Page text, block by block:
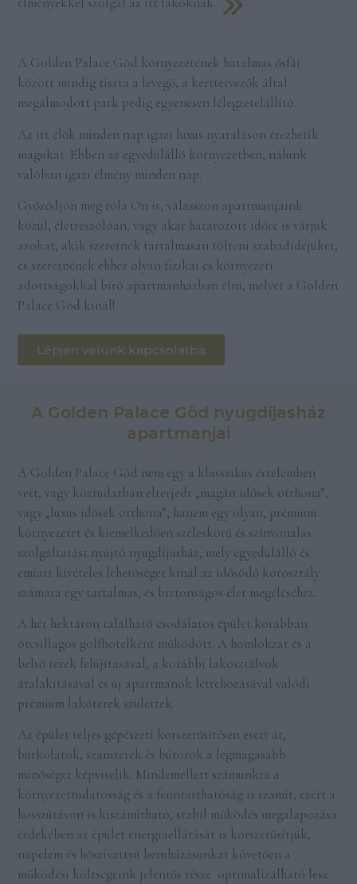
A Golden Palace Göd környezetének hatalmas ősfái
között mindig tiszta a levegő, a kerttervezők által
megálmodott park pedig egyenesen lélegzetelállító.
Az itt élők minden nap igazi luxus nyaraláson érezhetik
magukat. Ebben az egyedülálló környezetben, nálunk
valóban igazi élmény minden nap.
Győződjön meg róla Ön is, válasszon apartmanjaink
közül, életreszólóan, vagy akár határozott időre is várjuk
azokat, akik szeretnék tartalmasan tölteni szabadidejüket,
és szeretnének ehhez olyan fizikai és környezeti
adottságokkal bíró apartmanházban élni, melyet a Golden
Palace Göd kínál!
Lépjen velünk kapcsolatba
A Golden Palace Göd nyugdíjasház
apartmanjai
A Golden Palace Göd nem egy a klasszikus értelemben
vett, vagy köztudatban elterjedt „magán idősek otthona”,
vagy „luxus idősek otthona”, hanem egy olyan, prémium
környezetet és kiemelkedően széleskörű és színvonalas
szolgáltatást nyújtó nyugdíjasház, mely egyedülálló és
emiatt kivételes lehetőséget kínál az idősödő korosztály
számára egy tartalmas, és biztonságos élet megéléséhez.
A hét hektáron található csodálatos épület korábban
ötcsillagos golfhotelként működött. A homlokzat és a
belső terek felújításával, a korábbi lakosztályok
átalakításával és új apartmanok létrehozásával valódi
prémium lakóterek születtek.
Az épület teljes gépészeti korszerűsítésen esett át,
burkolatok, szaniterek és bútorok a legmagasabb
minőséget képviselik. Mindemellett számunkra a
környezettudatosság és a fenntarthatóság is számít, ezért a
hosszútávon is kiszámítható, stabil működés megalapozása
érdekében az épület energiaellátását is korszerűsítjük,
napelem és hőszivattyú beruházásunkat követően a
működési költségeink jelentős része optimalizálható lesz.